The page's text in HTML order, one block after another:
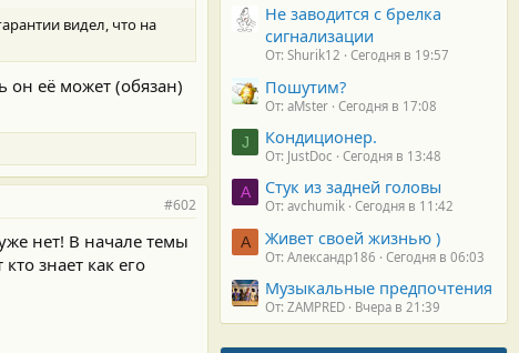
видел, что на
он её может (обязан)
#602
нет! В начале темы
знает как его
Не заводится с брелка
сигнализации
От: Shurik12 Сегодня в 19:57
Пошутим?
От: aMster Сегодня в 17:08
J Кондиционер.
От: JustDoc Сегодня в 13:48
A Стук из задней головы
От: avchumik Сегодня в 11:42
А Живет своей жизнью )
От: Александр186 Сегодня в 06:03
Музыкальные предпочтения
От: ZAMPRED Вчера в 21:39